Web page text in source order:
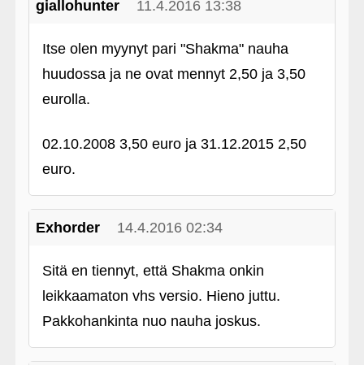
giallohunter 11.4.2016 13:38
Itse olen myynyt pari "Shakma" nauha
huudossa ja ne ovat mennyt 2,50 ja 3,50
eurolla.
02.10.2008 3,50 euro ja 31.12.2015 2,50
euro.
Exhorder 14.4.2016 02:34
Sitä en tiennyt, että Shakma onkin
leikkaamaton vhs versio. Hieno juttu.
Pakkohankinta nuo nauha joskus.